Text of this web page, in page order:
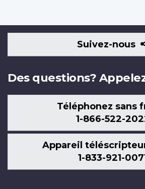
Suivez-nous
Des questions?
Téléphonez sans
1-866-522-
Appareil
1-833-921-